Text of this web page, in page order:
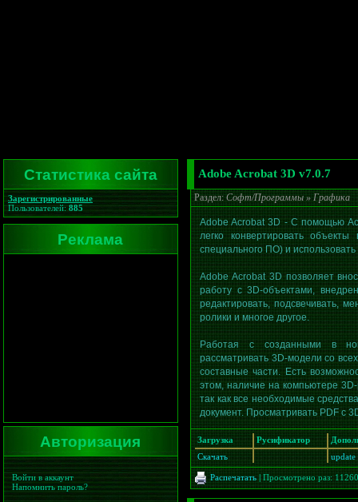
Статистика сайта
Зарегистрированные
Пользователей:885
Реклама
Авторизация
Войти в аккаунт
Напомнить пароль?
Adobe Acrobat 3D v7.0.7
Раздел:Софт/Программы»Графика
Adobe Acrobat 3D - С помощью
легко конвертировать
специального ПО) и
Adobe Acrobat 3D позволяет
работу с 3D-объектами,
редактировать, подсвечивать,
ролики и многое другое.
Работая с созданными в
рассматривать 3D-модели со
составные части. Есть
этом, наличие на компьютере
так как все необходимые
документ. Просматривать PDF с
Загрузка Русификатор
Скачать
update
Распечатать | Просмотрено раз: